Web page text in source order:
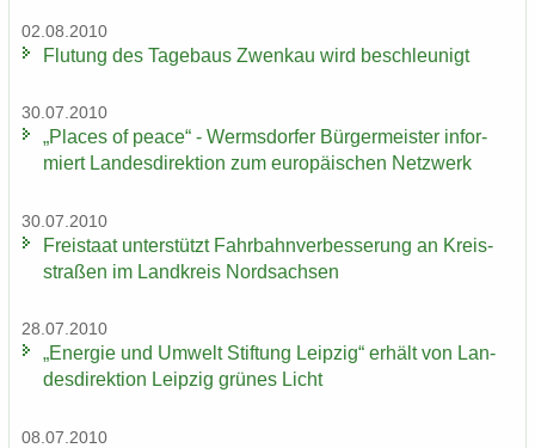
02.08.2010
Flu­tung des Ta­ge­baus Zwenkau wird be­schleu­nigt
30.07.2010
„Places of peace“ - Werms­dor­fer Bür­ger­meis­ter in­for­
miert Lan­des­di­rek­ti­on zum eu­ro­päi­schen Netz­werk
30.07.2010
Frei­staat un­ter­stützt Fahr­bahn­ver­bes­se­rung an Kreis­
stra­ßen im Land­kreis Nord­sach­sen
28.07.2010
„En­er­gie und Um­welt Stif­tung Leip­zig“ er­hält von Lan­
des­di­rek­ti­on Leip­zig grü­nes Licht
08.07.2010